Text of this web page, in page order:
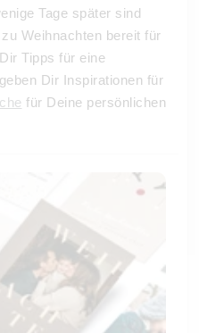
Tage später sind
Weihnachten bereit für
Tipps für eine
Dir Inspirationen für
für Deine persönlichen